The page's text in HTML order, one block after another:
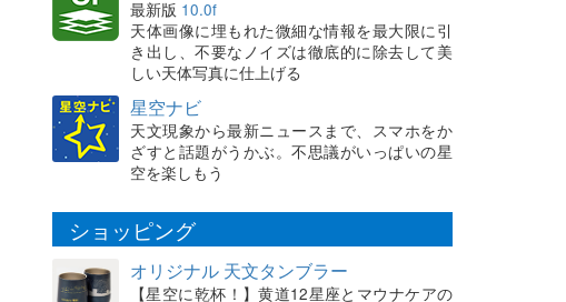
最新版 10.0f
天体画像に埋もれた微細な情報を最大限に引
き出し、不要なノイズは徹底的に除去して美
しい天体写真に仕上げる
星空ナビ
天文現象から最新ニュースまで、スマホをか
ざすと話題がうかぶ。不思議がいっぱいの星
空を楽しもう
ショッピング
オリジナル 天文タンブラー
【星空に乾杯！】黄道12星座とマウナケアの